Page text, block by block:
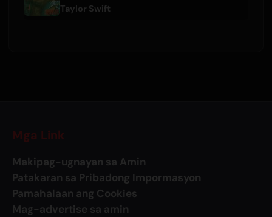
Taylor Swift
Mga Link
Makipag-ugnayan sa Amin
Patakaran sa Pribadong Impormasyon
Pamahalaan ang Cookies
Mag-advertise sa amin